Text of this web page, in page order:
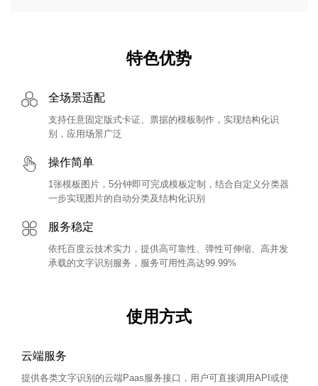
特色优势
全场景适配
支持任意固定版式卡证、票据的模板制作，实现结构化识
别，应用场景广泛
操作简单
1张模板图片，5分钟即可完成模板定制，结合自定义分类器
一步实现图片的自动分类及结构化识别
服务稳定
依托百度云技术实力，提供高可靠性、弹性可伸缩、高并发
承载的文字识别服务，服务可用性高达99.99%
使用方式
云端服务
提供各类文字识别的云端Paas服务接口，用户可直接调用API或使